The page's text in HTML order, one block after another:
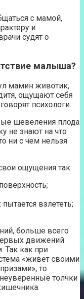
с мамой,
и
судят о
малыша?
мамин животик,
ощущают себя
психологи.
шевеления плода
не знают на что
ни с чем нельзя
ощущения так:
взлететь;
больше всего
движений
как при
«живет своими
то
толчки